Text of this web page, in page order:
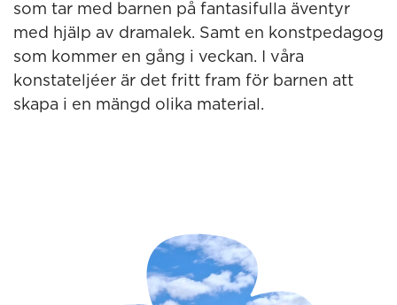
som tar med barnen på fantasifulla äventyr
med hjälp av dramalek. Samt en konstpedagog
som kommer en gång i veckan. I våra
konstateljéer är det fritt fram för barnen att
skapa i en mängd olika material.